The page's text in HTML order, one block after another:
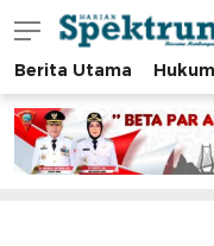
Berita Utama